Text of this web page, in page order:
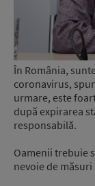
În România,
coronavirus,
urmare, este
după expirarea
responsabilă.
Oamenii trebuie
nevoie de